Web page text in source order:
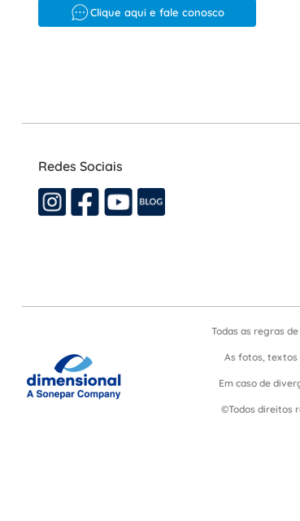
Clique aqui e fale conosco
Redes Sociais
Todas as regras
As fotos, textos
Em caso de
©Todos direitos